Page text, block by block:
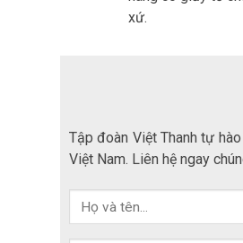
xứ.
Tập đoàn Việt Thanh tự
Việt Nam. Liên hệ ngay